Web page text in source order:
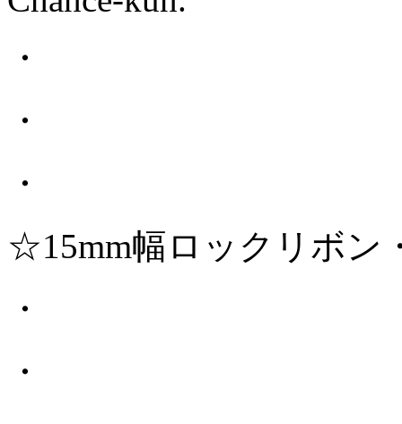
・
・
・
☆15mm幅ロックリボン
・
・